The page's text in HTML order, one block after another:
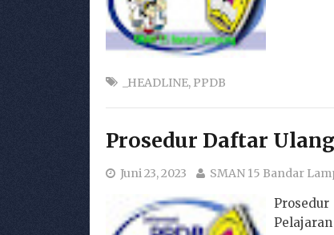
_HEADLINE, PPDB
Prosedur Daftar Ulang
Juni 23, 2023 SMAN 15 Bandar
Pelajaran